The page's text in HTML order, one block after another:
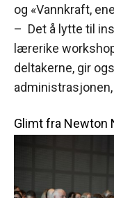
og «Vannkraft,
– Det å lytte til
lærerike
deltakerne, gir
Glimt fra Newton